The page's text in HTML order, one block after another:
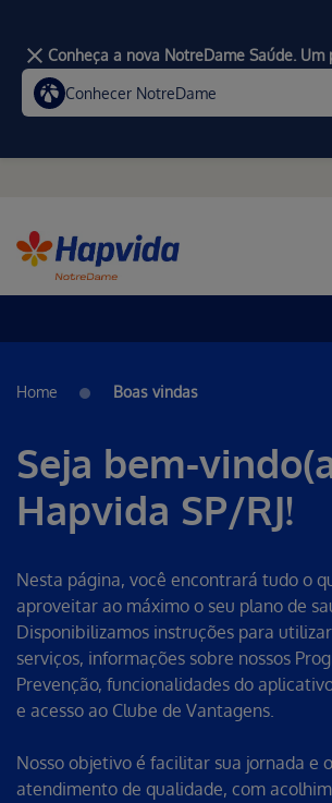
Conheça a nova NotreDame Saúde.
Conhecer NotreDame
Home Boas vindas
Seja bem-
Hapvida SP/RJ!
Nesta página, você encontrará tudo o
aproveitar ao máximo o seu plano de
Disponibilizamos instruções para
serviços, informações sobre nossos
Prevenção, funcionalidades do
e acesso ao Clube de Vantagens.
Nosso objetivo é facilitar sua jornada e
atendimento de qualidade, com